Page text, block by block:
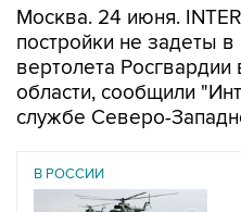
Москва. 24 июня.
постройки не задеты
вертолета
области, сообщили
службе Северо-
В РОССИИ